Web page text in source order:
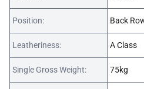
Position: Back
Leatheriness: A Class
Single Gross Weight: 75kg